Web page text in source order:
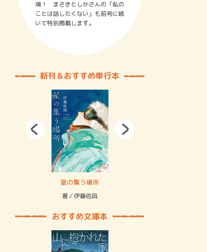
場！ まさきとしかさんの「私の
ことは話したくない」も前号に続
いて特別掲載します。
新刊＆おすすめ単行本
星の集う場所
著／伊藤佐凪
おすすめ文庫本